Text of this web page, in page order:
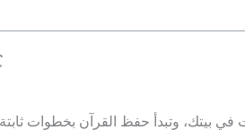
بيتك، وتبدأ حفظ القرآن بخطوات